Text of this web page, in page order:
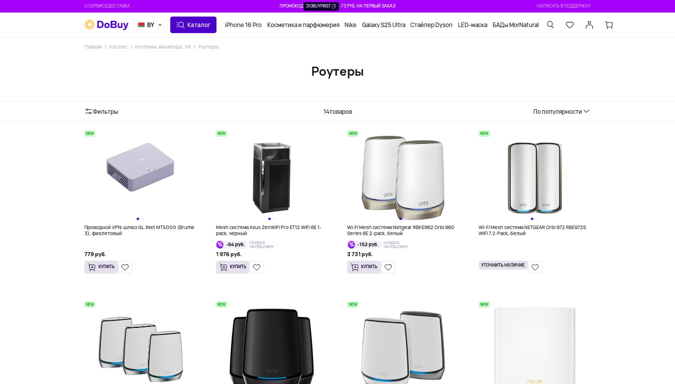
О СЕРВИСЕДОСТАВКА ПРОМОКОД DOBUYFIRST -73 РУБ. НА ПЕРВЫЙ ЗАКАЗ НАПИСАТЬ В ПОДДЕРЖКУ
BY Каталог iPhone 16 Pro Косметика и парфюмерия Nike Galaxy S25 Ultra Стайлер Dyson LED-маска БАДы MorNatural
Главная Каталог Ноутбуки, мониторы, VR Роутеры
Роутеры
Фильтры 14товаров По популярности
NEW
Проводной VPN-шлюз GL.iNet MT5000 (Brume
3), фиолетовый
779 руб.
КУПИТЬ
NEW
Mesh система Asus ZenWiFi Pro ET12 WiFi 6E 1-
pack, черный
-64 руб.
СКИДКА
НА ПОШЛИНУ
1 976 руб.
КУПИТЬ
NEW
Wi-Fi Mesh система Netgear RBKE962 Orbi 960
Series 6E 2-pack, белый
-152 руб.
СКИДКА
НА ПОШЛИНУ
3 731 руб.
КУПИТЬ
NEW
Wi-Fi Mesh система NETGEAR Orbi 972 RBE972S
WiFi 7 2-Pack, белый
УТОЧНИТЬ НАЛИЧИЕ
NEW NEW NEW NEW